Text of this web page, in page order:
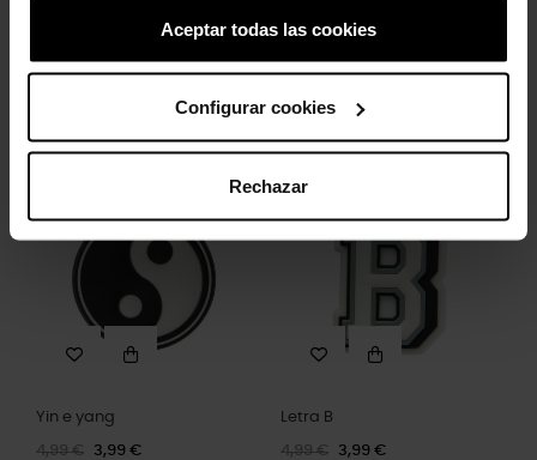
Aceptar todas las cookies
Configurar cookies
Rechazar
Banana brilhante Cachorro com patas 3D
4,99 € 3,99 €
Yin e yang
4,99 € 3,99 €
-20%
Letra B
4,99 € 3,99 €